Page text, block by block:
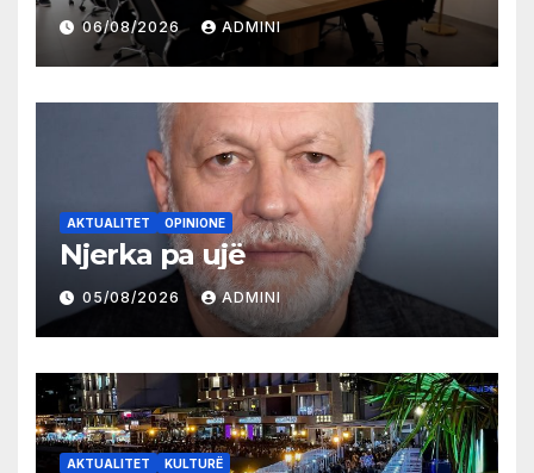
partive shqiptare në Ulqin
06/08/2026 ADMINI
AKTUALITET OPINIONE
Njerka pa ujë
05/08/2026 ADMINI
AKTUALITET KULTURË